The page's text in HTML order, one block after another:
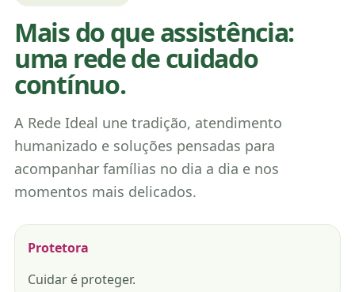
Mais do que assistência:
uma rede de cuidado
contínuo.
A Rede Ideal une tradição, atendimento
humanizado e soluções pensadas para
acompanhar famílias no dia a dia e nos
momentos mais delicados.
Protetora
Cuidar é proteger.